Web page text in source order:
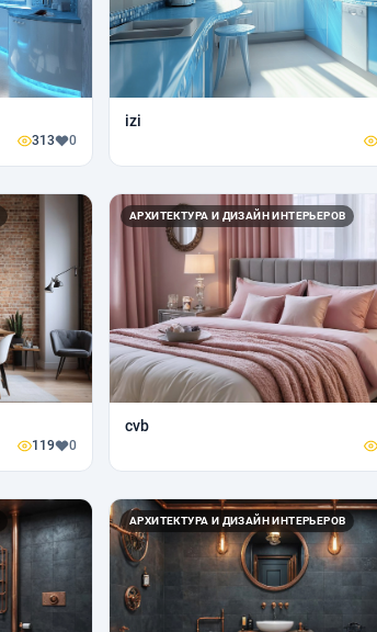
313 0
izi
119 0
АРХИТЕКТУРА И ДИЗАЙН ИНТЕРЬЕРОВ
cvb
АРХИТЕКТУРА И ДИЗАЙН ИНТЕРЬЕРОВ